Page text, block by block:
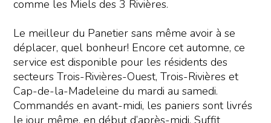
comme les Miels des 3 Rivières.
Le meilleur du Panetier sans même avoir à se
déplacer, quel bonheur! Encore cet automne, ce
service est disponible pour les résidents des
secteurs Trois-Rivières-Ouest, Trois-Rivières et
Cap-de-la-Madeleine du mardi au samedi.
Commandés en avant-midi, les paniers sont livrés